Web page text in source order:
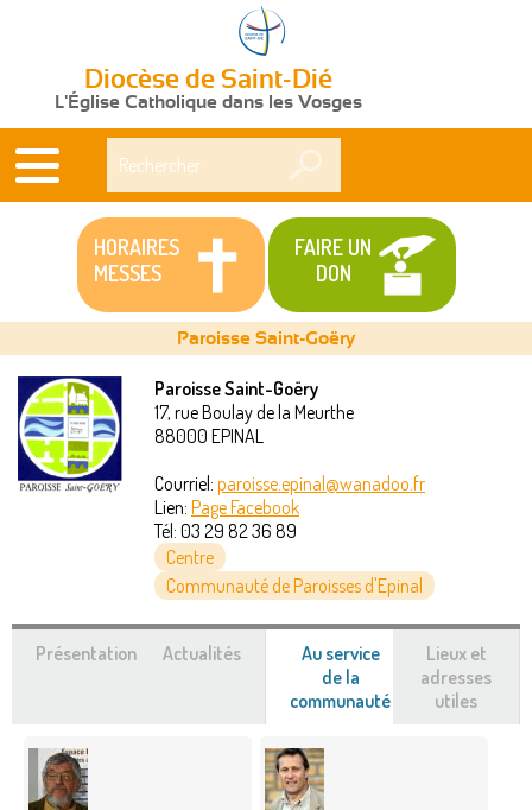
Diocèse de Saint-Dié
L'Église Catholique dans les Vosges
HORAIRES
MESSES
FAIRE UN
DON
Vous
êtes
Paroisse Saint-Goëry
Paroisse Saint-Goëry
17, rue Boulay de la Meurthe
88000 EPINAL
Courriel: paroisse.epinal@wanadoo.fr
Lien: Page Facebook
Tél: 03 29 82 36 89
Centre
Communauté de Paroisses d'Epinal
Présentation Actualités
Au service
de la
communauté (onglet
Lieux et
adresses
utiles